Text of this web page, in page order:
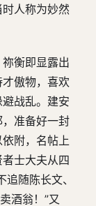
人称为妙然
衡即显露出
傲物，喜欢
战乱。建安
准备好一封
附，名帖上
士大夫从四
随陈长文、
酒翁！”又